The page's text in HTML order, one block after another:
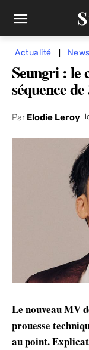
Actualité News
Seungri : le
séquence
Par Elodie Leroy
Le nouveau MV
prouesse
au point.